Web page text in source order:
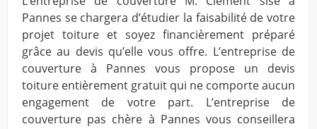
Pannes se chargera d’étudier la faisabilité de votre
projet toiture et soyez financièrement préparé
grâce au devis qu’elle vous offre. L’entreprise de
couverture à Pannes vous propose un devis
toiture entièrement gratuit qui ne comporte aucun
engagement de votre part. L’entreprise de
couverture pas chère à Pannes vous conseillera